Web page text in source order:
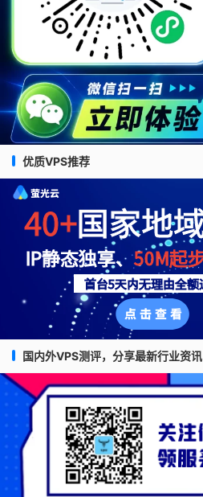
优质VPS推荐
国内外VPS测评，分享最新行业资讯